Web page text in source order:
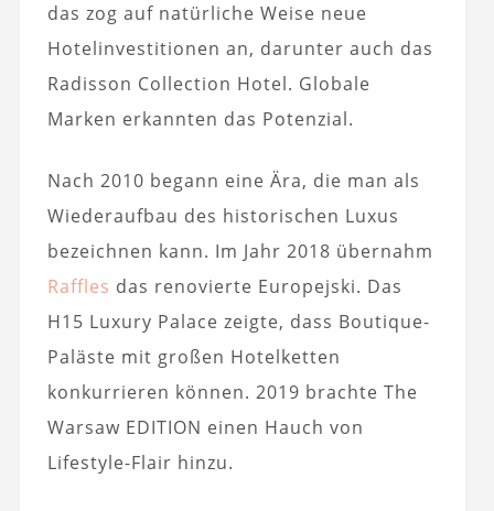
das zog auf natürliche Weise neue
Hotelinvestitionen an, darunter auch das
Radisson Collection Hotel. Globale
Marken erkannten das Potenzial.
Nach 2010 begann eine Ära, die man als
Wiederaufbau des historischen Luxus
bezeichnen kann. Im Jahr 2018 übernahm
Raffles das renovierte Europejski. Das
H15 Luxury Palace zeigte, dass Boutique-
Paläste mit großen Hotelketten
konkurrieren können. 2019 brachte The
Warsaw EDITION einen Hauch von
Lifestyle-Flair hinzu.